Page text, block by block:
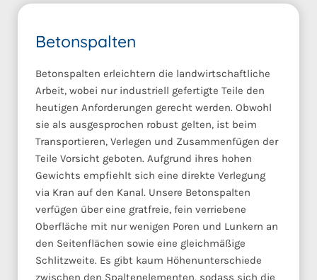
Betonspalten
Betonspalten erleichtern die landwirtschaftliche
Arbeit, wobei nur industriell gefertigte Teile den
heutigen Anforderungen gerecht werden. Obwohl
sie als ausgesprochen robust gelten, ist beim
Transportieren, Verlegen und Zusammenfügen der
Teile Vorsicht geboten. Aufgrund ihres hohen
Gewichts empfiehlt sich eine direkte Verlegung
via Kran auf den Kanal. Unsere Betonspalten
verfügen über eine gratfreie, fein verriebene
Oberfläche mit nur wenigen Poren und Lunkern an
den Seitenflächen sowie eine gleichmäßige
Schlitzweite. Es gibt kaum Höhenunterschiede
zwischen den Spaltenelementen, sodass sich die